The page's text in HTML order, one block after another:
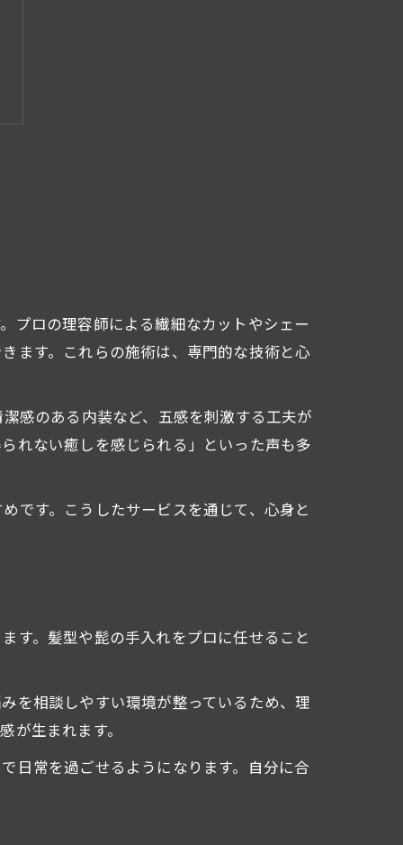
プロの理容師による繊細なカットやシェー
ます。これらの施術は、専門的な技術と心
感のある内装など、五感を刺激する工夫が
れない癒しを感じられる」といった声も多
です。こうしたサービスを通じて、心身と
す。髪型や髭の手入れをプロに任せること
を相談しやすい環境が整っているため、理
が生まれます。
日常を過ごせるようになります。自分に合